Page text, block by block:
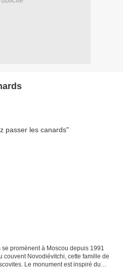
promènent à Moscou depuis 1991
couvent Novodiévitchi, cette famille de
Le monument est inspiré du